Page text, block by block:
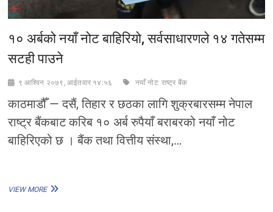
१० अर्बको नयाँ नोट बाहिरियो, सर्वसाधारणले १४ गतेसम्म
सटही पाउने
९ आश्विन २०७९, आईतवार १४:५६ नयाँ नोट राष्ट्र बैंक
काठमाडौँ — दसैं, तिहार र छठका लागि शुक्रबारसम्म नेपाल
राष्ट्र बैंकबाट करिब १० अर्ब रुपैयाँ बराबरको नयाँ नोट
बाहिरिएको छ । बैंक तथा वित्तीय संस्था,…
VIEW MORE१०